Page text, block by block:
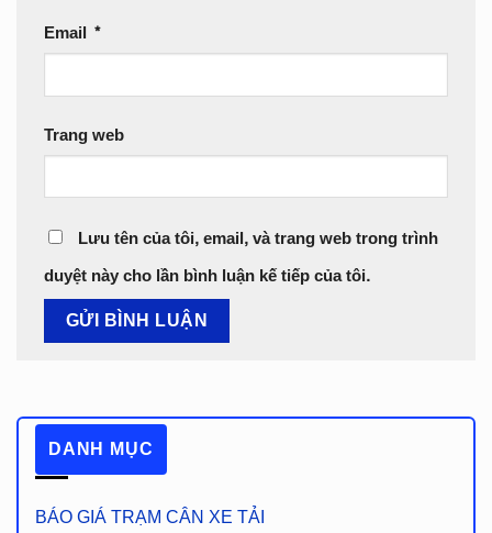
Email *
Trang web
Lưu tên của tôi, email, và trang web trong trình
duyệt này cho lần bình luận kế tiếp của tôi.
DANH MỤC
BÁO GIÁ TRẠM CÂN XE TẢI